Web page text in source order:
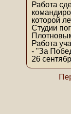
Работа
которой
Студии
Работа
- "За
26